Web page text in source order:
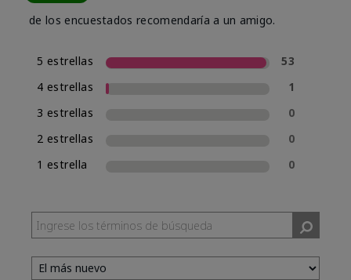
de los encuestados recomendaría a un amigo.
5 estrellas
53
4 estrellas
1
3 estrellas
0
2 estrellas
0
1 estrella
0